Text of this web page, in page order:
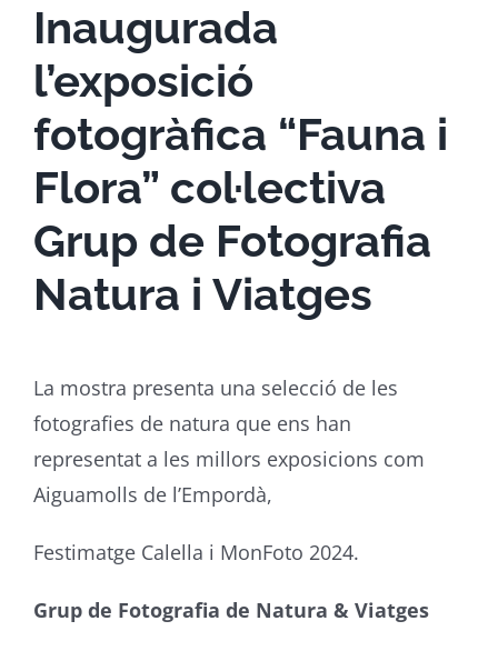
Inaugurada
l’exposició
fotogràfica “Fauna i
Flora” col·lectiva
Grup de Fotografia
Natura i Viatges
La mostra presenta una selecció de les
fotografies de natura que ens han
representat a les millors exposicions com
Aiguamolls de l’Empordà,
Festimatge Calella i MonFoto 2024.
Grup de Fotografia de Natura & Viatges